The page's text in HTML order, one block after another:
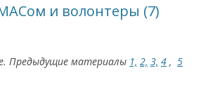
и волонтеры (7)
Предыдущие материалы 1, 2, 3, 4 , 5